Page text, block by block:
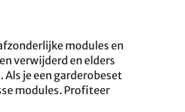
modules en
verwijderd en elders
je een garderobeset
modules. Profiteer